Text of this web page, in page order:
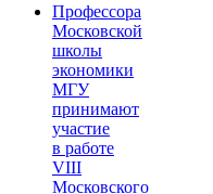
Профессора
Московской
школы
экономики
МГУ
принимают
участие
в работе
VIII
Московского